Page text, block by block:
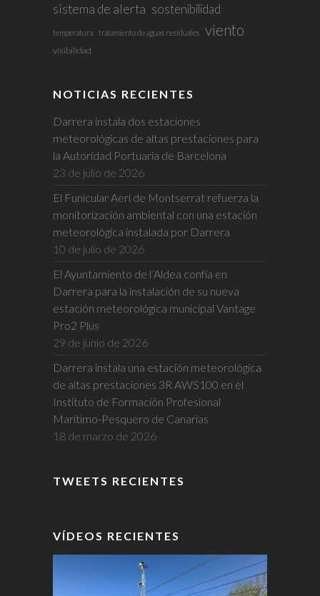
sistema de alerta sostenibilidad
temperatura tratamiento de aguas residuales viento
visibilidad
NOTICIAS RECIENTES
Darrera instala dos estaciones
meteorológicas de altas prestaciones para
la Autoridad Portuaria de Barcelona
23 de julio de 2026
El Funicular Aeri de Montserrat refuerza la
monitorización ambiental con una estación
meteorológica instalada por Darrera
10 de julio de 2026
El Ayuntamiento de l’Aldea confía en
Darrera para la instalación de su nueva
estación meteorológica municipal Vantage
Pro2 Plus
29 de junio de 2026
Darrera instala una estación meteorológica
de altas prestaciones 3R AWS100 en el
Instituto de Formación Profesional
Marítimo-Pesquero de Canarias
18 de marzo de 2026
TWEETS RECIENTES
VÍDEOS RECIENTES